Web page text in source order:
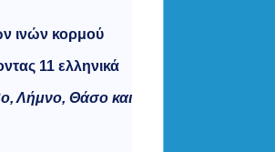
ινών κορμού
11 ελληνικά
Λήμνο, Θάσο και